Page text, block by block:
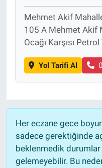
Mehmet Akif
105 A Mehmet Akif
Ocağı Karşısı
Yol Tarifi Al
Her eczane gece
sadece gerektiğinde
beklenmedik
gelemeyebilir. Bu